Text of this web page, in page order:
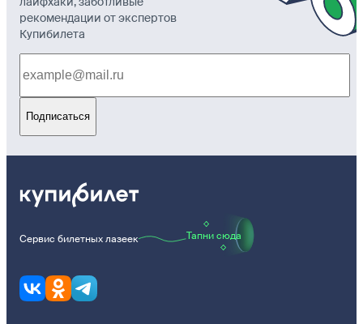
рекомендации от экспертов
Купибилета
Подписаться
Сервис билетных лазеек Тапни сюда